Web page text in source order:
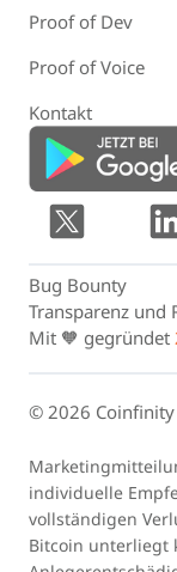
Proof of Dev
Proof of Voice
Kontakt
Bug Bounty
Transparenz und
Mit 🧡 gegründet
© 2026 Coinfinity
individuelle
vollständigen
Bitcoin unterliegt